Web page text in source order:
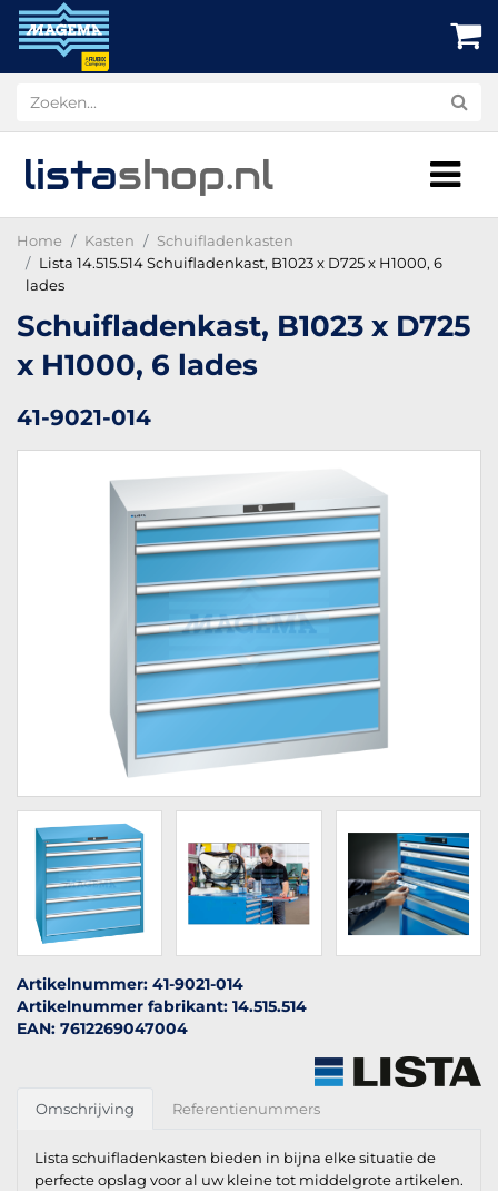
listashop.nl
Home Kasten
Schuifladenkasten
Lista 14.515.514 Schuifladenkast, B1023 x D725 x H1000, 6
lades
Schuifladenkast, B1023 x D725
x H1000, 6 lades
41-9021-014
Artikelnummer: 41-9021-014
Artikelnummer fabrikant: 14.515.514
EAN: 7612269047004
Omschrijving Referentienummers
Lista schuifladenkasten bieden in bijna elke situatie de
perfecte opslag voor al uw kleine tot middelgrote artikelen.